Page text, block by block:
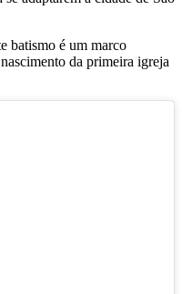
batismo é um marco
da primeira igreja